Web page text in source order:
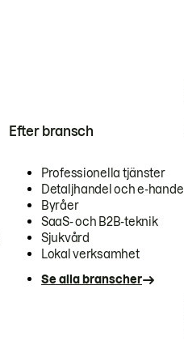
Efter bransch
Professionella tjänster
Detaljhandel och e-handel
Byråer
SaaS- och B2B-teknik
Sjukvård
Lokal verksamhet
Se alla branscher